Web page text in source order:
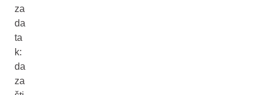
za
da
ta
k:
da
za